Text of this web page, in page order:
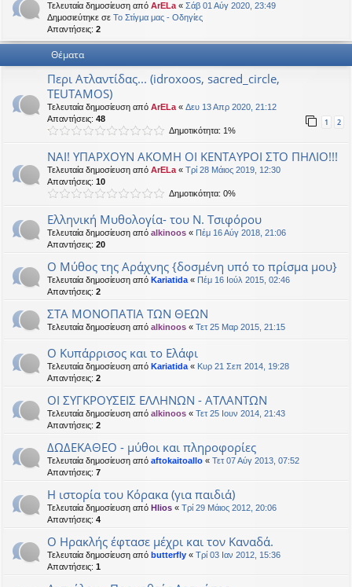
εις
Τελευταία δημοσίευση από ArELa « Σάβ 01 Αύγ 2020, 23:49
Δημοσιεύτηκε σε Το Στίγμα μας - Οδηγίες
Απαντήσεις: 2
Θέματα
Περι Ατλαντίδας... (idroxoos, sacred_circle,
TEUTAMOS)
Τελευταία δημοσίευση από ArELa « Δευ 13 Απρ 2020, 21:12
Απαντήσεις: 48 1 2
Δημοτικότητα: 1%
ΝΑΙ! ΥΠΑΡΧΟΥΝ ΑΚΟΜΗ ΟΙ ΚΕΝΤΑΥΡΟΙ ΣΤΟ ΠΗΛΙΟ!!!
Τελευταία δημοσίευση από ArELa « Τρί 28 Μάιος 2019, 12:30
Απαντήσεις: 10
Δημοτικότητα: 0%
Ελληνική Μυθολογία- του Ν. Τσιφόρου
Τελευταία δημοσίευση από alkinoos « Πέμ 16 Αύγ 2018, 21:06
Απαντήσεις: 20
Ο Μύθος της Αράχνης {δοσμένη υπό το πρίσμα μου}
Τελευταία δημοσίευση από Kariatida « Πέμ 16 Ιούλ 2015, 02:46
Απαντήσεις: 2
ΣΤΑ ΜΟΝΟΠΑΤΙΑ ΤΩΝ ΘΕΩΝ
Τελευταία δημοσίευση από alkinoos « Τετ 25 Μαρ 2015, 21:15
Ο Κυπάρρισος και το Ελάφι
Τελευταία δημοσίευση από Kariatida « Κυρ 21 Σεπ 2014, 19:28
Απαντήσεις: 2
ΟΙ ΣΥΓΚΡΟΥΣΕΙΣ ΕΛΛΗΝΩΝ - ΑΤΛΑΝΤΩΝ
Τελευταία δημοσίευση από alkinoos « Τετ 25 Ιουν 2014, 21:43
Απαντήσεις: 2
ΔΩΔΕΚΑΘΕΟ - μύθοι και πληροφορίες
Τελευταία δημοσίευση από aftokaitoallo « Τετ 07 Αύγ 2013, 07:52
Απαντήσεις: 7
Η ιστορία του Κόρακα (για παιδιά)
Τελευταία δημοσίευση από Hlios « Τρί 29 Μάιος 2012, 20:06
Απαντήσεις: 4
Ο Ηρακλής έφτασε μέχρι και τον Καναδά.
Τελευταία δημοσίευση από butterfly « Τρί 03 Ιαν 2012, 15:36
Απαντήσεις: 1